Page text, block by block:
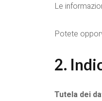
Le
Potete
2.
Tutela dei